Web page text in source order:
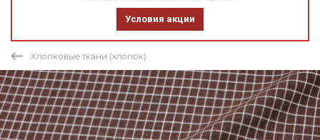
Условия акции
Хлопковые ткани (хлопок)